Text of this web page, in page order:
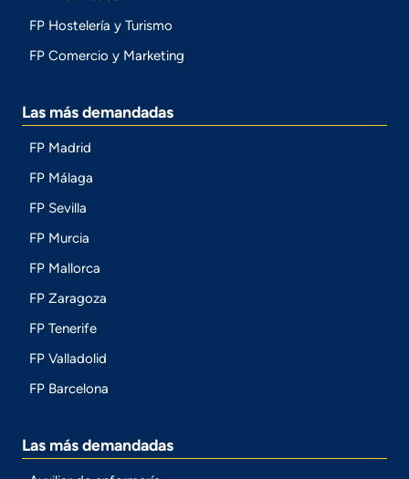
FP Hostelería y Turismo
FP Comercio y Marketing
Las más demandadas
FP Madrid
FP Málaga
FP Sevilla
FP Murcia
FP Mallorca
FP Zaragoza
FP Tenerife
FP Valladolid
FP Barcelona
Las más demandadas